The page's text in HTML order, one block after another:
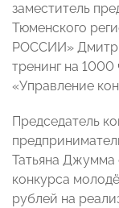
заместитель
Тюменского
РОССИИ»
тренинг на 1000
«Управление
Председатель
Татьяна Джумма
конкурса
рублей на